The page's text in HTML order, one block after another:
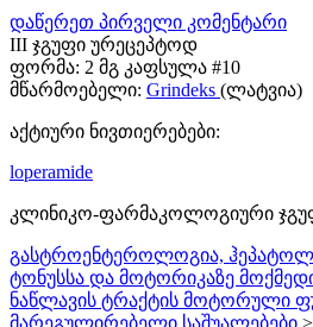
დაწერეთ პირველი კომენტარი
III ჯგუფი ურეცეპტოდ
ფორმა: 2 მგ კაფსულა #10
მწარმოებელი: Grindeks (ლატვია)
აქტიური ნივთიერებები:
loperamide
კლინიკო-ფარმაკოლოგიური
გასტროენტეროლოგია,
ტონუსსა და მოტორიკაზე
ნაწლავის ტრაქტის მოტორული
მარეგულირებელი საშუალებები >